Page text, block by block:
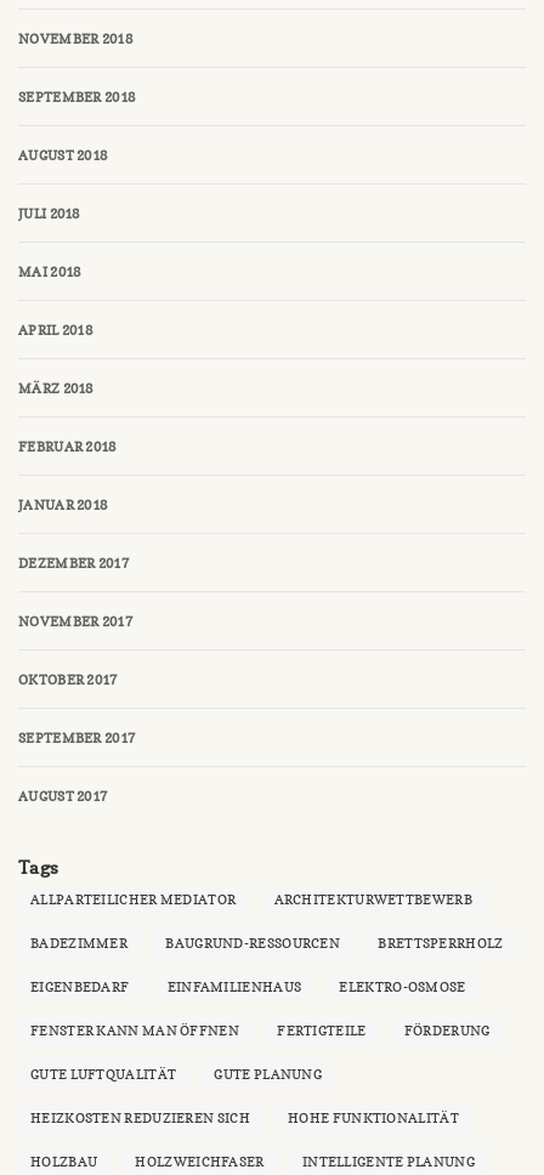
NOVEMBER 2018
SEPTEMBER 2018
AUGUST 2018
JULI 2018
MAI 2018
APRIL 2018
MÄRZ 2018
FEBRUAR 2018
JANUAR 2018
DEZEMBER 2017
NOVEMBER 2017
OKTOBER 2017
SEPTEMBER 2017
AUGUST 2017
Tags
ALLPARTEILICHER MEDIATOR ARCHITEKTURWETTBEWERB
BADEZIMMER BAUGRUND-RESSOURCEN BRETTSPERRHOLZ
EIGENBEDARF EINFAMILIENHAUS ELEKTRO-OSMOSE
FENSTER KANN MAN ÖFFNEN FERTIGTEILE FÖRDERUNG
GUTE LUFTQUALITÄT GUTE PLANUNG
HEIZKOSTEN REDUZIEREN SICH HOHE FUNKTIONALITÄT
HOLZBAU HOLZWEICHFASER INTELLIGENTE PLANUNG